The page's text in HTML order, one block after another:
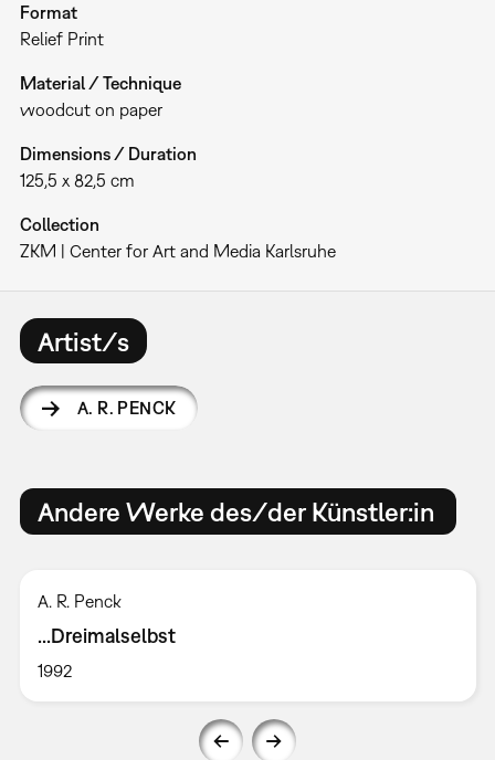
Format
Relief Print
Material / Technique
woodcut on paper
Dimensions / Duration
125,5 x 82,5 cm
Collection
ZKM | Center for Art and Media Karlsruhe
Artist/s
A. R. PENCK
Andere Werke des/der Künstler:in
A. R. Penck
...Dreimalselbst
1992